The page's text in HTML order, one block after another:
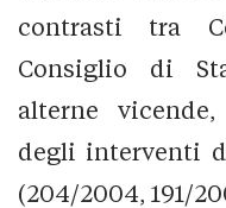
contrasti tra
Consiglio di
alterne
degli interventi
(204/2004, 191/